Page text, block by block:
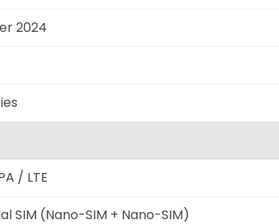
2024
/ LTE
SIM (Nano-SIM + Nano-SIM)